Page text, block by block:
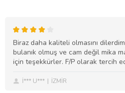
Biraz daha kaliteli olmasını
bulanık olmuş ve cam değil mika
için teşekkürler. F/P olarak tercih
İ*** U*** İZMİR